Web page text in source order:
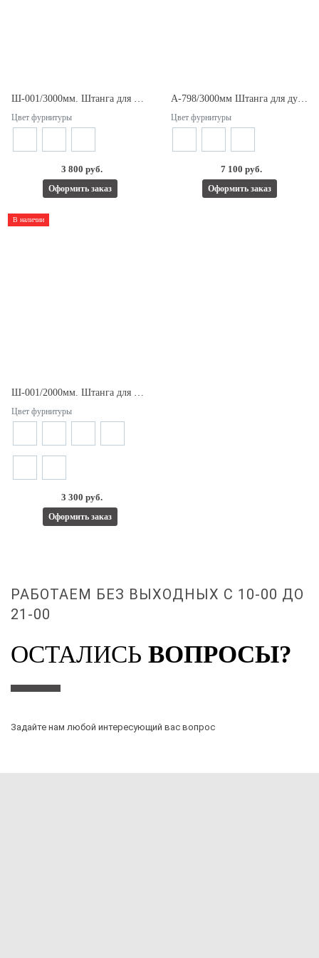
Цвет фурнитуры
3 800 руб.
Оформить заказ
Цвет фурнитуры
7 100 руб.
Оформить заказ
В наличии
Ш-001/2000мм. Штанга для душевых кабин d19.
Цвет фурнитуры
3 300 руб.
Оформить заказ
РАБОТАЕМ БЕЗ ВЫХОДНЫХ С 10-00 ДО
21-00
ОСТАЛИСЬ ВОПРОСЫ?
Задайте нам любой интересующий вас вопрос